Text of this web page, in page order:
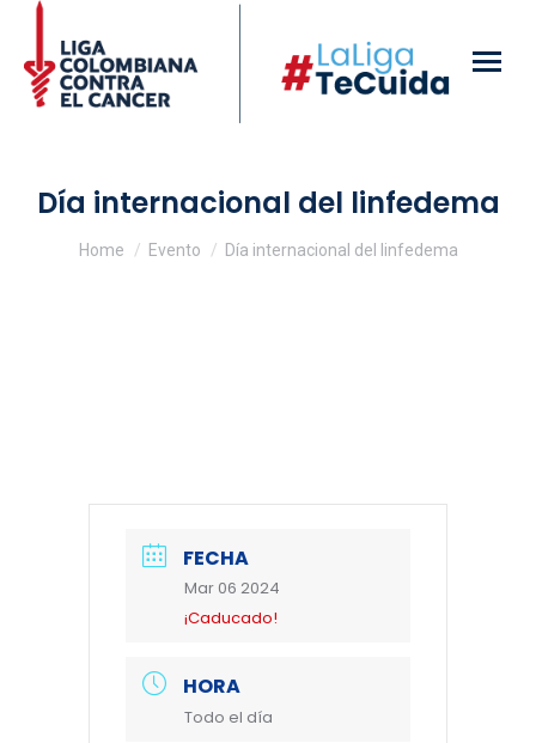
Día internacional del linfedema
You are here:
Home Evento Día internacional del linfedema
FECHA
Mar 06 2024
¡Caducado!
HORA
Todo el día